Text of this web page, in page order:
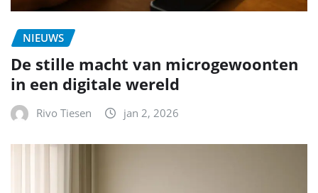
NIEUWS
De stille macht van microgewoonten
in een digitale wereld
Rivo Tiesen jan 2, 2026